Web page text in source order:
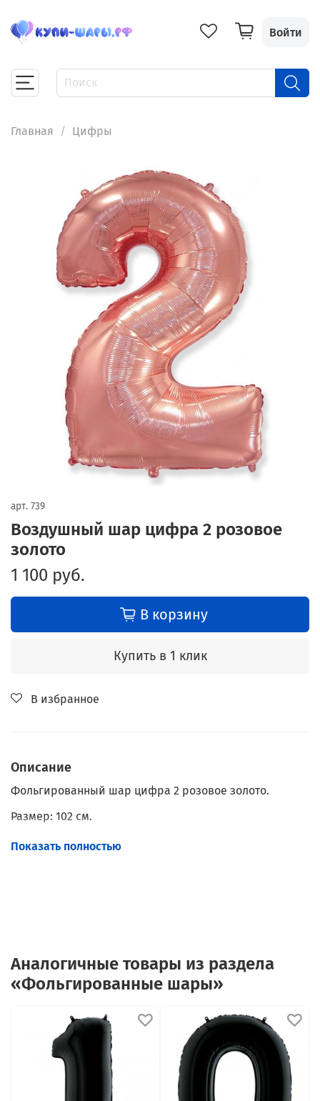
Войти
Главная Цифры
арт. 739
Воздушный шар цифра 2 розовое
золото
1 100 руб.
В корзину
Купить в 1 клик
В избранное
Описание
Фольгированный шар цифра 2 розовое золото.
Размер: 102 см.
Наполнение: Гелий.
Показать полностью
Аналогичные товары из раздела
«Фольгированные шары»